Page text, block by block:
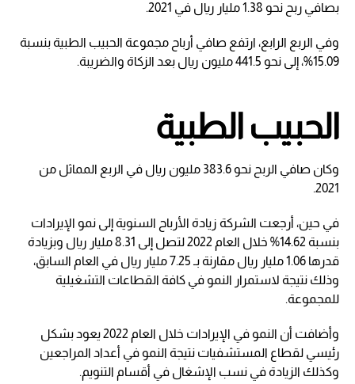
بصافي ربح نحو 1.38 مليار ريال في 2021.
وفي الربع الرابع، ارتفع صافي أرباح مجموعة الحبيب الطبية بنسبة
15.09%، إلى نحو 441.5 مليون ريال بعد الزكاة والضريبة.
الحبيب الطبية
وكان صافي الربح نحو 383.6 مليون ريال في الربع المماثل من
2021.
في حين، أرجعت الشركة زيادة الأرباح السنوية إلى نمو الإيرادات
بنسبة 14.62% خلال العام 2022 لتصل إلى 8.31 مليار ريال وبزيادة
قدرها 1.06 مليار ريال مقارنة بـ 7.25 مليار ريال في العام السابق،
وذلك نتيجة لاستمرار النمو في كافة القطاعات التشغيلية
للمجموعة.
وأضافت أن النمو في الإيرادات خلال العام 2022 يعود بشكل
رئيسي لقطاع المستشفيات نتيجة النمو في أعداد المراجعين
وكذلك الزيادة في نسب الإشغال في أقسام التنويم.